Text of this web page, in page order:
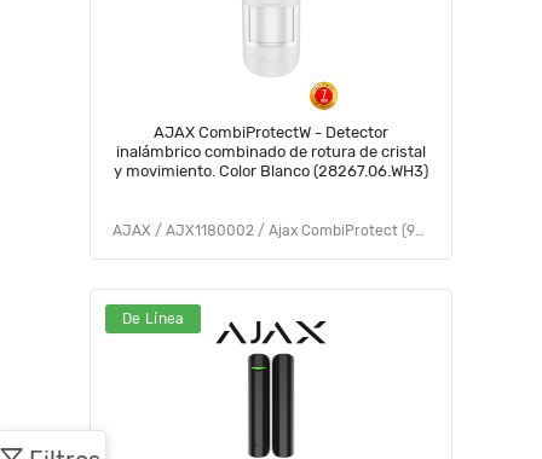
AJAX CombiProtectW - Detector
inalámbrico combinado de rotura de cristal
y movimiento. Color Blanco (28267.06.WH3)
AJAX / AJX1180002 / Ajax CombiProtect (9NA)
De Línea